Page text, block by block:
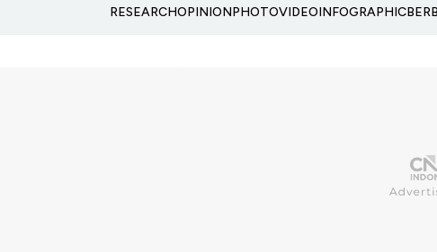
RESEARCHOPINIONPHOTOVIDEOINFOGRAPHIC